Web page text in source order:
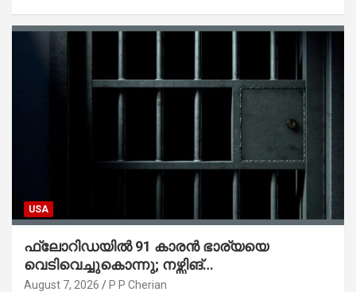
USA
ഫ്ലോറിഡയിൽ 91 കാരൻ ഭാര്യയെ
വെടിവെച്ചുകൊന്നു; നഴ്സിങ്
ഹോമിലാക്കില്ലെന്ന് നൽകിയ വാഗ്ദാനം
August 7, 2026 P P Cherian